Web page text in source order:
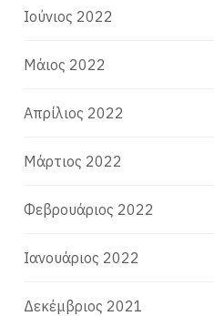
Ιούνιος 2022
Μάιος 2022
Απρίλιος 2022
Μάρτιος 2022
Φεβρουάριος 2022
Ιανουάριος 2022
Δεκέμβριος 2021